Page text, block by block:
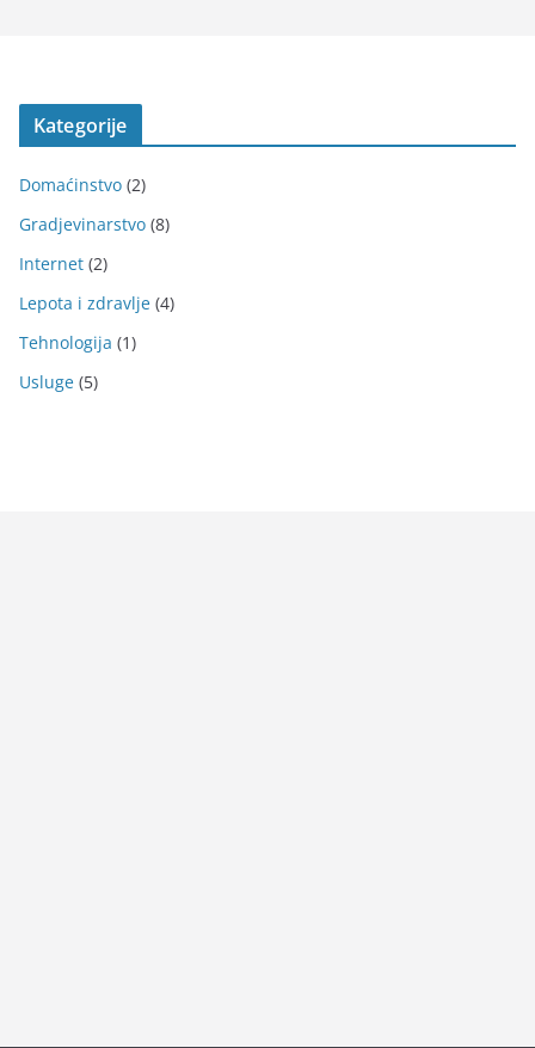
Kategorije
Domaćinstvo (2)
Gradjevinarstvo (8)
Internet (2)
Lepota i zdravlje (4)
Tehnologija (1)
Usluge (5)